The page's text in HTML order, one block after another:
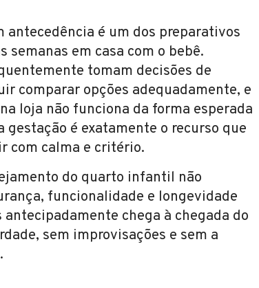
é um dos preparativos
em casa com o bebê.
tomam decisões de
comparar opções adequadamente, e
loja não funciona da forma esperada
é exatamente o recurso que
com calma e critério.
do quarto infantil não
funcionalidade e longevidade
chega à chegada do
sem improvisações e sem a